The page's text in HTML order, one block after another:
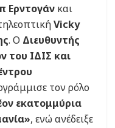
Ερντογάν και
Vicky
. Ο Διευθυντής
του ΙΔΙΣ και
τον ρόλο
εκατομμύρια
, ενώ ανέδειξε